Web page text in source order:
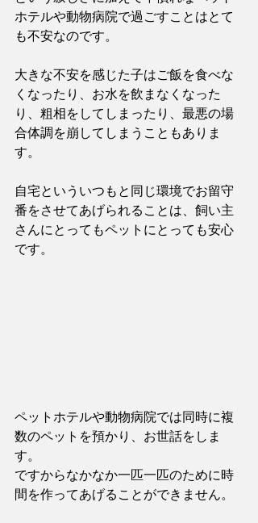
ホテルや動物病院で過ごすことはとて
も不安なのです。
大きな不安を感じた子はご飯を食べな
くなったり、お水を飲まなくなった
り、粗相をしてしまったり、最悪の場
合体調を崩してしまうこともありま
す。
自宅といういつもと同じ環境でお留守
番をさせてあげられることは、飼い主
さんにとってもペットにとっても安心
です。
ペットホテルや動物病院では同時に複
数のペットを預かり、お世話をしま
す。
ですからなかなか一匹一匹のために時
間を作ってあげることができません。